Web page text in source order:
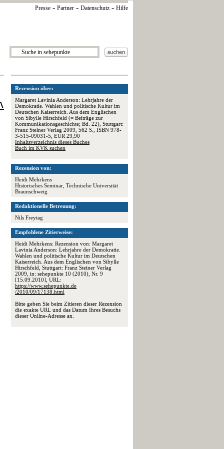
Presse - Partner - Datenschutz - Hilfe
Rezension über:
Margaret Lavinia Anderson: Lehrjahre der
Demokratie. Wahlen und politische Kultur im
Deutschen Kaiserreich. Aus dem Englischen
von Sibylle Hirschfeld (= Beiträge zur
Kommunikationsgeschichte; Bd. 22), Stuttgart:
Franz Steiner Verlag 2009, 562 S., ISBN 978-
3-515-09031-5, EUR 29,90
Inhaltsverzeichnis dieses Buches
Buch im KVK suchen
Rezension von:
Heidi Mehrkens
Historisches Seminar, Technische Universität
Braunschweig
Redaktionelle Betreuung:
Nils Freytag
Empfohlene Zitierweise:
Heidi Mehrkens: Rezension von: Margaret
Lavinia Anderson: Lehrjahre der Demokratie.
Wahlen und politische Kultur im Deutschen
Kaiserreich. Aus dem Englischen von Sibylle
Hirschfeld, Stuttgart: Franz Steiner Verlag
2009, in: sehepunkte 10 (2010), Nr. 9
[15.09.2010], URL:
https://www.sehepunkte.de
/2010/09/17138.html
Bitte geben Sie beim Zitieren dieser Rezension
die exakte URL und das Datum Ihres Besuchs
dieser Online-Adresse an.